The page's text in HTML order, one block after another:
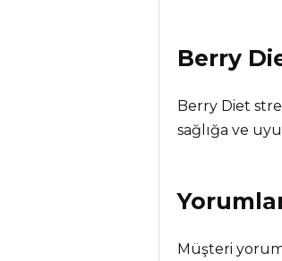
Berry
Berry Diet
sağlığa ve
Müşteri